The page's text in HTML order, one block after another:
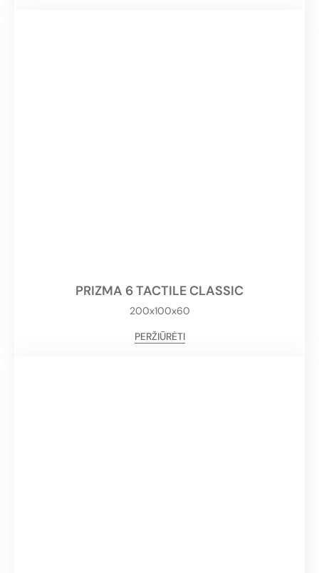
PRIZMA 6 TACTILE CLASSIC
200x100x60
PERŽIŪRĖTI